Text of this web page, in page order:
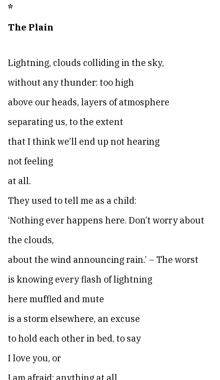
*
The Plain
Lightning, clouds colliding in the sky,
without any thunder: too high
above our heads, layers of atmosphere
separating us, to the extent
that I think we’ll end up not hearing
not feeling
at all.
They used to tell me as a child:
‘Nothing ever happens here. Don’t worry about
the clouds,
about the wind announcing rain.’ – The worst
is knowing every flash of lightning
here muffled and mute
is a storm elsewhere, an excuse
to hold each other in bed, to say
I love you, or